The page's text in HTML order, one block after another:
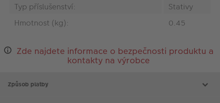
Typ příslušenství:
Stativy
Hmotnost (kg):
0.45
Zde najdete informace o bezpečnosti produktu a
kontakty na výrobce
Způsob platby